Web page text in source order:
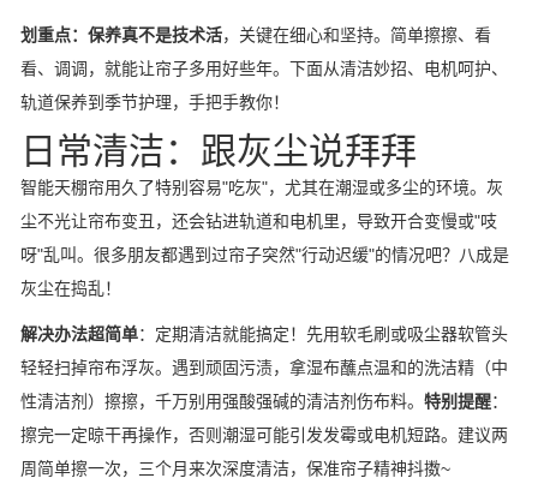
划重点：保养真不是技术活，关键在细心和坚持。简单擦擦、看
看、调调，就能让帘子多用好些年。下面从清洁妙招、电机呵护、
轨道保养到季节护理，手把手教你！
日常清洁：跟灰尘说拜拜
智能天棚帘用久了特别容易"吃灰"，尤其在潮湿或多尘的环境。灰
尘不光让帘布变丑，还会钻进轨道和电机里，导致开合变慢或"吱
呀"乱叫。很多朋友都遇到过帘子突然"行动迟缓"的情况吧？八成是
灰尘在捣乱！
解决办法超简单：定期清洁就能搞定！先用软毛刷或吸尘器软管头
轻轻扫掉帘布浮灰。遇到顽固污渍，拿湿布蘸点温和的洗洁精（中
性清洁剂）擦擦，千万别用强酸强碱的清洁剂伤布料。 特别提醒：
擦完一定晾干再操作，否则潮湿可能引发发霉或电机短路。建议两
周简单擦一次，三个月来次深度清洁，保准帘子精神抖擞~